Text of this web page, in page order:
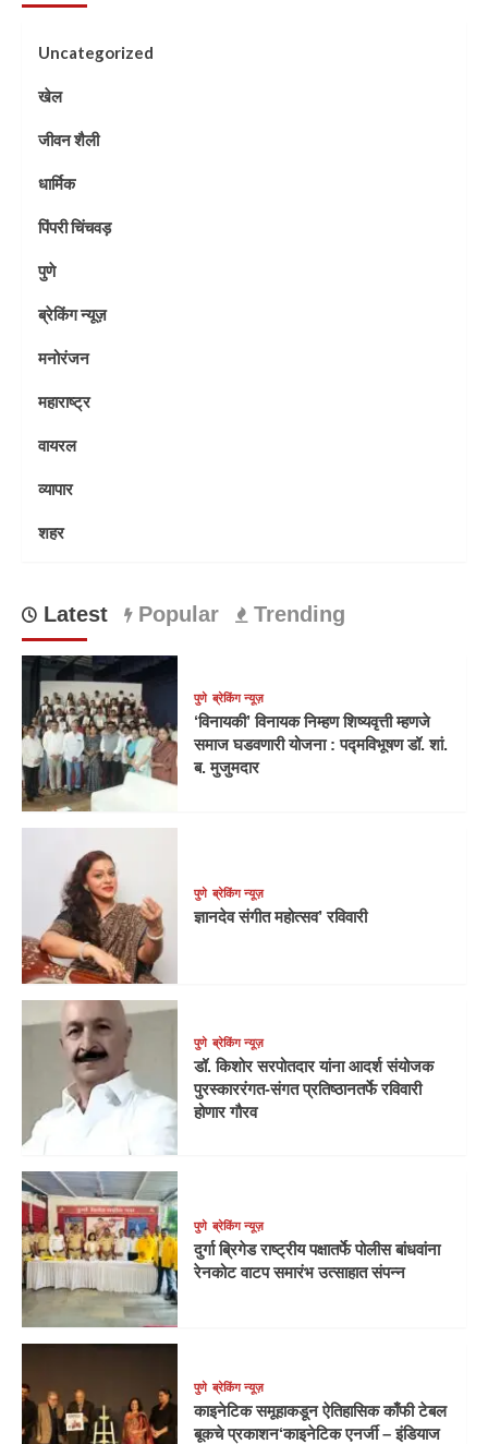
Uncategorized
खेल
जीवन शैली
धार्मिक
पिंपरी चिंचवड़
पुणे
ब्रेकिंग न्यूज़
मनोरंजन
महाराष्ट्र
वायरल
व्यापार
शहर
Latest Popular Trending
पुणे ब्रेकिंग न्यूज़
‘विनायकी’ विनायक निम्हण शिष्यवृत्ती म्हणजे
समाज घडवणारी योजना : पद्मविभूषण डॉ. शां.
ब. मुजुमदार
पुणे ब्रेकिंग न्यूज़
ज्ञानदेव संगीत महोत्सव’ रविवारी
पुणे ब्रेकिंग न्यूज़
डॉ. किशोर सरपोतदार यांना आदर्श संयोजक
पुरस्काररंगत-संगत प्रतिष्ठानतर्फे रविवारी
होणार गौरव
पुणे ब्रेकिंग न्यूज़
दुर्गा ब्रिगेड राष्ट्रीय पक्षातर्फे पोलीस बांधवांना
रेनकोट वाटप समारंभ उत्साहात संपन्न
पुणे ब्रेकिंग न्यूज़
काइनेटिक समूहाकडून ऐतिहासिक काँफी टेबल
बूकचे प्रकाशन‘काइनेटिक एनर्जी – इंडियाज